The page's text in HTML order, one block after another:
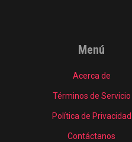
Menú
Acerca de
Términos de Servicio
Política de Privacidad
Contáctanos